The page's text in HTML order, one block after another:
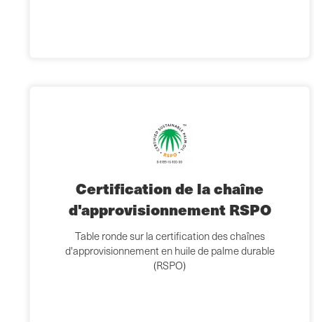
Certification de la chaîne
d'approvisionnement RSPO
Table ronde sur la certification des chaînes
d'approvisionnement en huile de palme durable
(RSPO)